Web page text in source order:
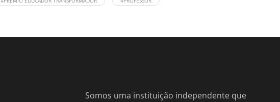
Somos uma instituição independente que